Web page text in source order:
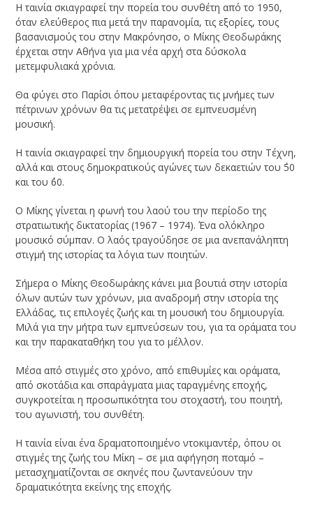
Η ταινία σκιαγραφεί την πορεία του συνθέτη από το 1950,
όταν ελεύθερος πια μετά την παρανομία, τις εξορίες, τους
βασανισμούς του στην Μακρόνησο, ο Μίκης Θεοδωράκης
έρχεται στην Αθήνα για μια νέα αρχή στα δύσκολα
μετεμφυλιακά χρόνια.
Θα φύγει στο Παρίσι όπου μεταφέροντας τις μνήμες των
πέτρινων χρόνων θα τις μετατρέψει σε εμπνευσμένη
μουσική.
Η ταινία σκιαγραφεί την δημιουργική πορεία του στην Τέχνη,
αλλά και στους δημοκρατικούς αγώνες των δεκαετιών του ΄50
και του ΄60.
Ο Μίκης γίνεται η φωνή του λαού του την περίοδο της
στρατιωτικής δικτατορίας (1967 – 1974). Ένα ολόκληρο
μουσικό σύμπαν. Ο λαός τραγούδησε σε μια ανεπανάληπτη
στιγμή της ιστορίας τα λόγια των ποιητών.
Σήμερα ο Μίκης Θεοδωράκης κάνει μια βουτιά στην ιστορία
όλων αυτών των χρόνων, μια αναδρομή στην ιστορία της
Ελλάδας, τις επιλογές ζωής και τη μουσική του δημιουργία.
Μιλά για την μήτρα των εμπνεύσεων του, για τα οράματα του
και την παρακαταθήκη του για το μέλλον.
Μέσα από στιγμές στο χρόνο, από επιθυμίες και οράματα,
από σκοτάδια και σπαράγματα μιας ταραγμένης εποχής,
συγκροτείται η προσωπικότητα του στοχαστή, του ποιητή,
του αγωνιστή, του συνθέτη.
Η ταινία είναι ένα δραματοποιημένο ντοκιμαντέρ, όπου οι
στιγμές της ζωής του Μίκη – σε μια αφήγηση ποταμό –
μετασχηματίζονται σε σκηνές που ζωντανεύουν την
δραματικότητα εκείνης της εποχής.